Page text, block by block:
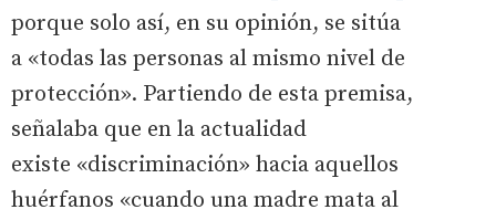
porque solo así, en su opinión, se sitúa
a «todas las personas al mismo nivel de
protección». Partiendo de esta premisa,
señalaba que en la actualidad
existe «discriminación» hacia aquellos
huérfanos «cuando una madre mata al